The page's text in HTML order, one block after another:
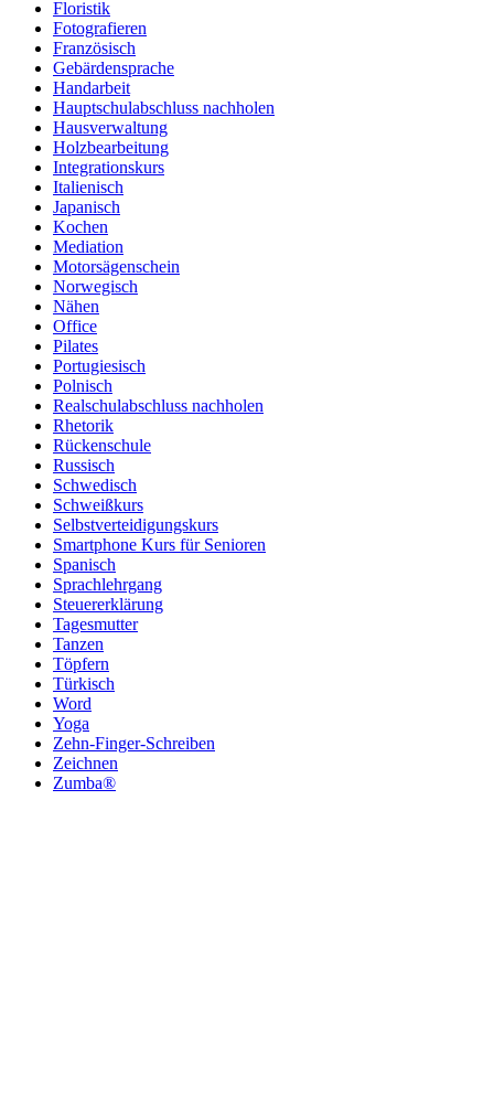
Floristik
Fotografieren
Französisch
Gebärdensprache
Handarbeit
Hauptschulabschluss nachholen
Hausverwaltung
Holzbearbeitung
Integrationskurs
Italienisch
Japanisch
Kochen
Mediation
Motorsägenschein
Norwegisch
Nähen
Office
Pilates
Portugiesisch
Polnisch
Realschulabschluss nachholen
Rhetorik
Rückenschule
Russisch
Schwedisch
Schweißkurs
Selbstverteidigungskurs
Smartphone Kurs für Senioren
Spanisch
Sprachlehrgang
Steuererklärung
Tagesmutter
Tanzen
Töpfern
Türkisch
Word
Yoga
Zehn-Finger-Schreiben
Zeichnen
Zumba®